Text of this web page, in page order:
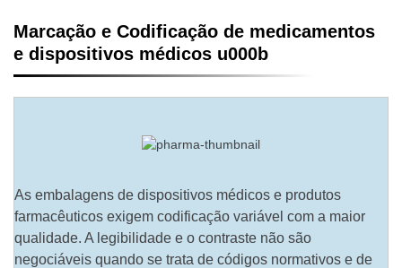
Marcação e Codificação de medicamentos
e dispositivos médicos u000b
As embalagens de dispositivos médicos e produtos
farmacêuticos exigem codificação variável com a maior
qualidade. A legibilidade e o contraste não são
negociáveis quando se trata de códigos normativos e de